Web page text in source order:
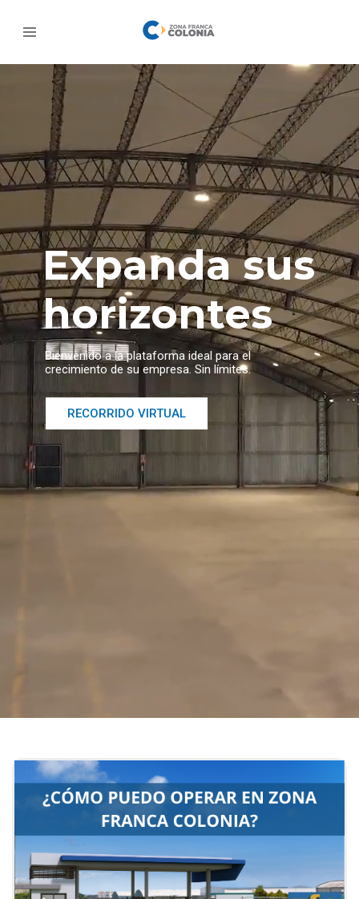
Expanda sus
horizontes
RECORRIDO VIRTUAL
Bienvenido a la plataforma ideal para el
crecimiento de su empresa. Sin límites.
PROPUESTA COMERCIAL